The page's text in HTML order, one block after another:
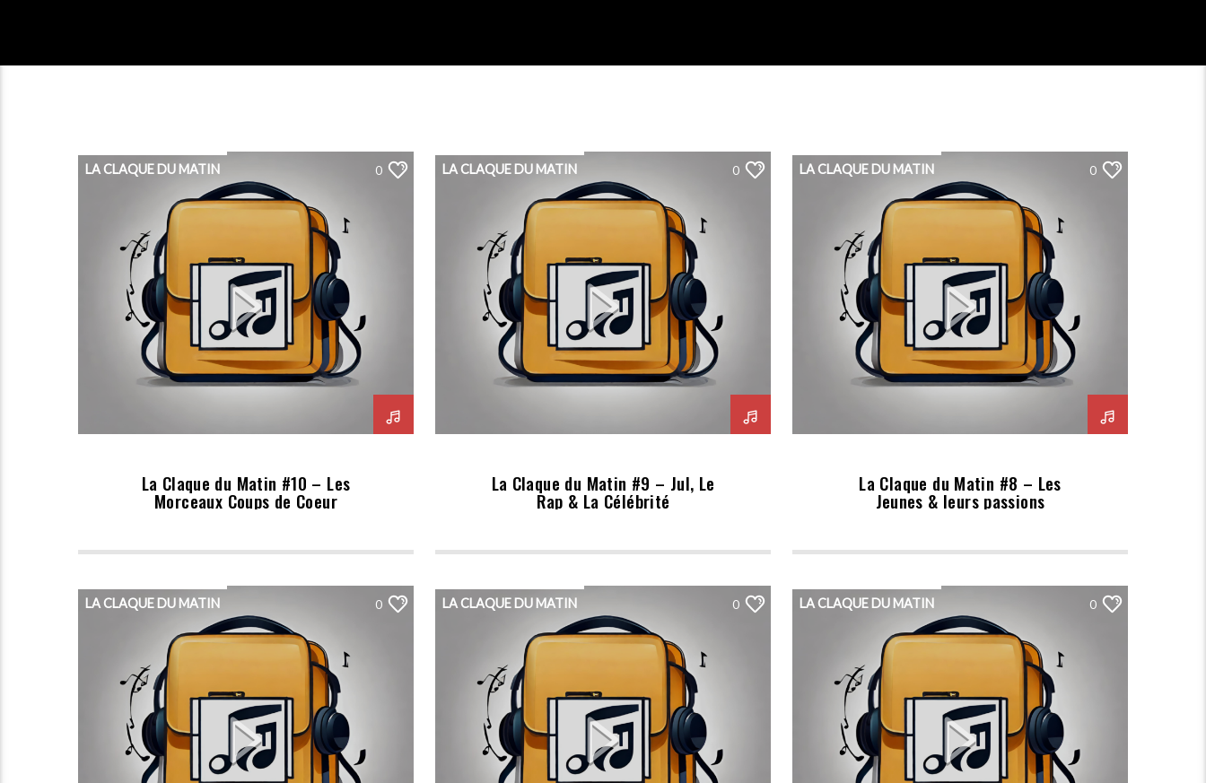
LA CLAQUE DU MATIN 0
La Claque du Matin #10 – Les
Morceaux Coups de Coeur
LA CLAQUE DU MATIN 0
La Claque du Matin #9 – Jul, Le
Rap & La Célébrité
LA CLAQUE DU MATIN 0
La Claque du Matin #8 – Les
Jeunes & leurs passions
LA CLAQUE DU MATIN 0 LA CLAQUE DU MATIN 0 LA CLAQUE DU MATIN 0